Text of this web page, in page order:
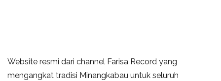
Website resmi dari channel Farisa Record yang
mengangkat tradisi Minangkabau untuk seluruh